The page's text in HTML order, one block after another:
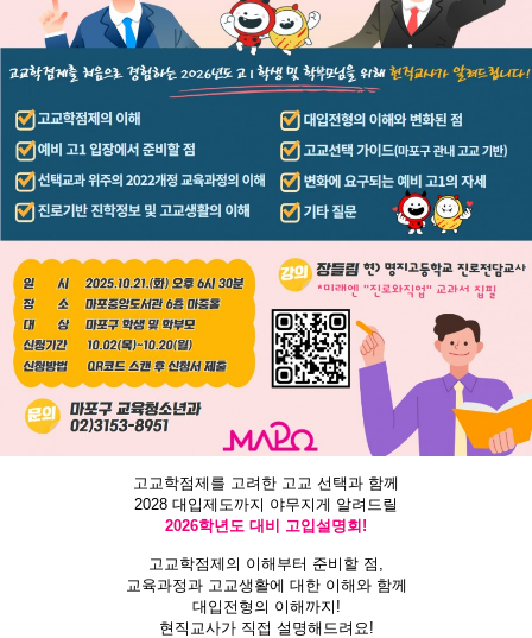
고교학점제를 고려한 고교 선택과 함께
2028 대입제도까지 야무지게 알려드릴
2026학년도 대비 고입설명회!
고교학점제의 이해부터 준비할 점,
교육과정과 고교생활에 대한 이해와 함께
대입전형의 이해까지!
현직교사가 직접 설명해드려요!